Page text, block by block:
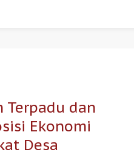
Terpadu dan
Ekonomi
Desa